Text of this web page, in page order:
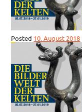
Posted 10. August 2018